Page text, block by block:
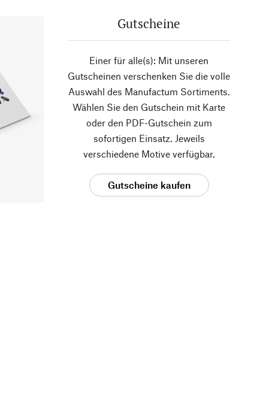
Gutscheine
Einer für alle(s): Mit unseren
Gutscheinen verschenken Sie die volle
Auswahl des Manufactum Sortiments.
Wählen Sie den Gutschein mit Karte
oder den PDF-Gutschein zum
sofortigen Einsatz. Jeweils
verschiedene Motive verfügbar.
Gutscheine kaufen